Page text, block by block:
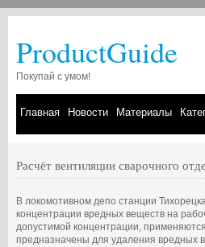
ProductGuide
Покупай с умом!
Главная Новости Материалы
Расчёт вентиляции сварочного
В локомотивном депо станции
концентрации вредных веществ на
допустимой концентрации,
предназначены для удаления вредных